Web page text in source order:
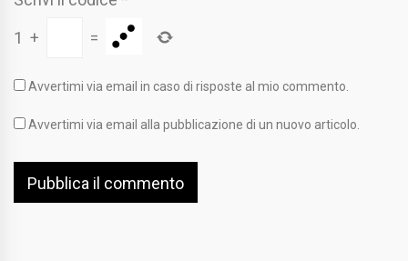
1 + =
Avvertimi via email in caso di risposte al mio commento.
Avvertimi via email alla pubblicazione di un nuovo articolo.